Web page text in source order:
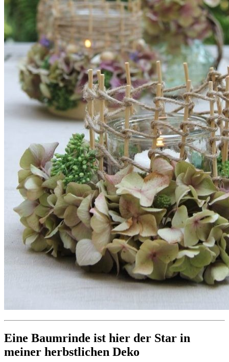
Eine Baumrinde ist hier der Star in
meiner herbstlichen Deko